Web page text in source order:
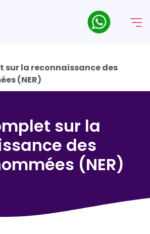
sur la reconnaissance des
(NER)
sur la
des
(NER)